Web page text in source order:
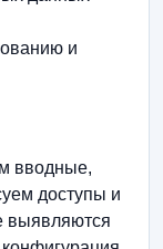
и
вводные,
доступы и
выявляются